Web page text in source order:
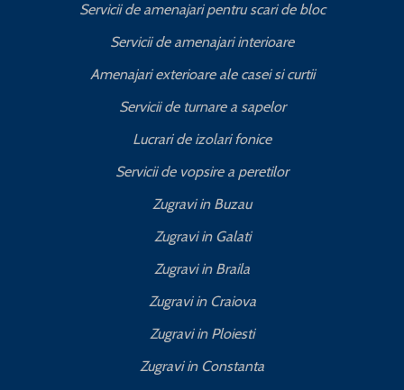
Servicii de amenajari pentru scari de bloc
Servicii de amenajari interioare
Amenajari exterioare ale casei si curtii
Servicii de turnare a sapelor
Lucrari de izolari fonice
Servicii de vopsire a peretilor
Zugravi in Buzau
Zugravi in Galati
Zugravi in Braila
Zugravi in Craiova
Zugravi in Ploiesti
Zugravi in Constanta